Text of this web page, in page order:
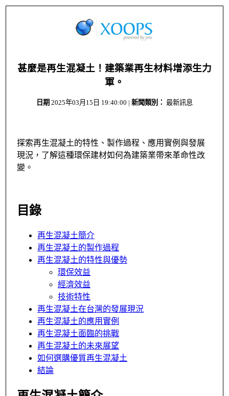
甚麼是再生混凝土！建築業再生材料增添生力
軍。
日期 2025年03月15日 19:40:00 | 新聞類別： 最新訊息
探索再生混凝土的特性、製作過程、應用實例與發展
現況，了解這種環保建材如何為建築業帶來革命性改
變。
目錄
再生混凝土簡介
再生混凝土的製作過程
再生混凝土的特性與優勢
環保效益
經濟效益
技術特性
再生混凝土在台灣的發展現況
再生混凝土的應用實例
再生混凝土面臨的挑戰
再生混凝土的未來展望
如何選購優質再生混凝土
結論